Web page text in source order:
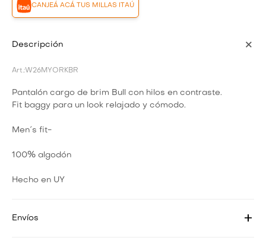
CANJEÁ ACÁ TUS MILLAS ITAÚ
Descripción
W26MYORKBR
Pantalón cargo de brim Bull con hilos en contraste.
Fit baggy para un look relajado y cómodo.
Men´s fit-
100% algodón
Hecho en UY
Envíos